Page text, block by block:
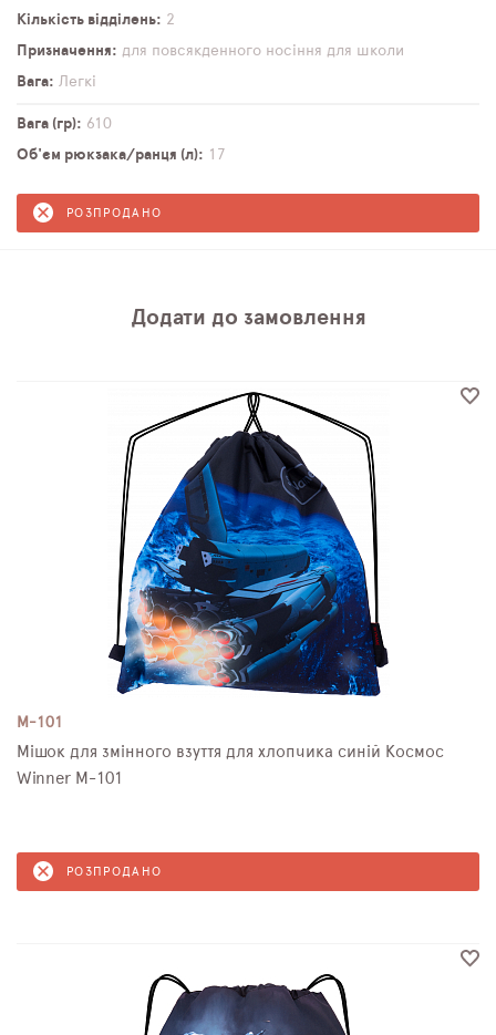
Кількість відділень
2
Призначення
для повсякденного носіння для школи
Вага
Легкі
Вага (гр)
610
Об'єм рюкзака/ранця (л)
17
РОЗПРОДАНО
Додати до замовлення
M-101
Мішок для змінного взуття для хлопчика синій Космос
Winner M-101
РОЗПРОДАНО